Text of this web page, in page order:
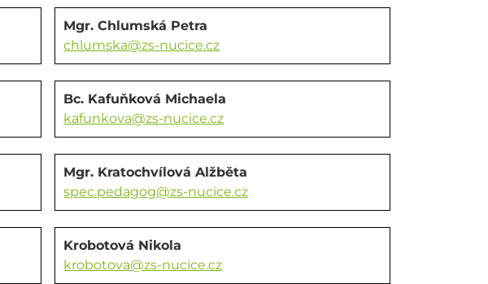
Mgr. Chlumská Petra
chlumska@zs-nucice.cz
Bc. Kafuňková Michaela
kafunkova@zs-nucice.cz
Mgr. Kratochvílová Alžběta
spec.pedagog@zs-nucice.cz
Krobotová Nikola
krobotova@zs-nucice.cz